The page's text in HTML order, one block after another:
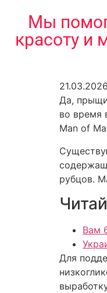
Мы
красоту и
21.03.2026
Да,
во время
Man of
рубцов.
Вам
Для